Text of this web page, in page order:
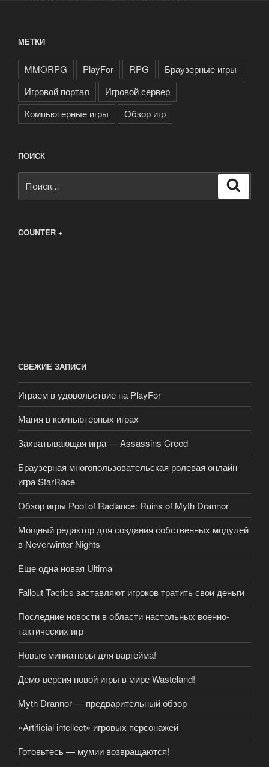
МЕТКИ
MMORPG PlayFor RPG
Браузерные игры
Игровой портал
Игровой сервер
Компьютерные игры
Обзор игр
ПОИСК
COUNTER +
СВЕЖИЕ ЗАПИСИ
Играем в удовольствие на PlayFor
Магия в компьютерных играх
Захватывающая игра — Assassins Creed
Браузерная многопользовательская ролевая онлайн
игра StarRace
Обзор игры Pool of Radiance: Ruins of Myth Drannor
Мощный редактор для создания собственных модулей
в Neverwinter Nights
Еще одна новая Ultima
Fallout Tactics заставляют игроков тратить свои деньги
Последние новости в области настольных военно-
тактических игр
Новые миниатюры для варгейма!
Демо-версия новой игры в мире Wasteland!
Myth Drannor — предварительный обзор
«Artificial intellect» игровых персонажей
Готовьтесь — мумии возвращаются!